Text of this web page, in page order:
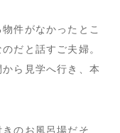
件がなかったとこ
だと話すご夫婦。
ら見学へ行き、本
のお風呂場だそ